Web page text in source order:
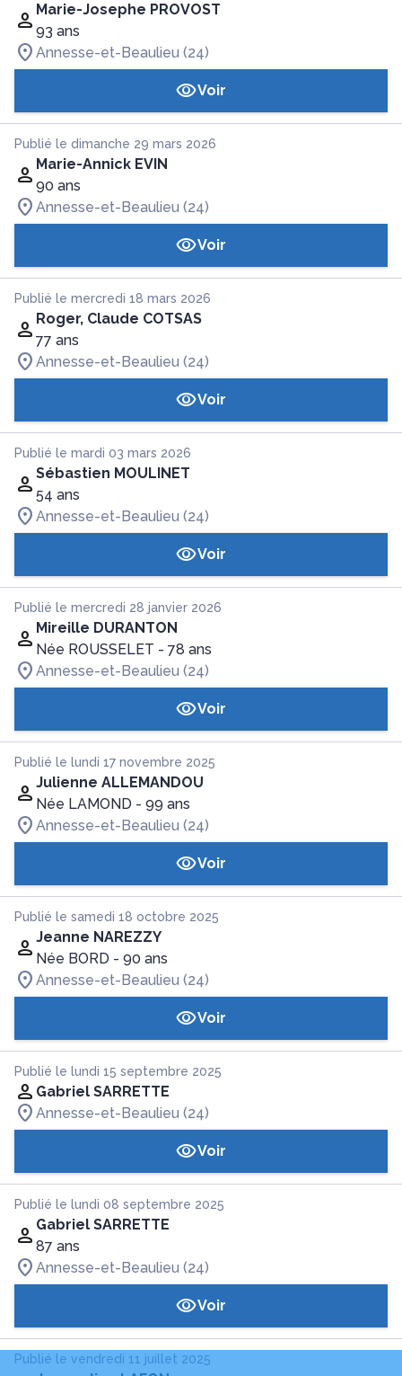
Marie-Josephe PROVOST
93 ans
Annesse-et-Beaulieu (24)
Voir
Publié le dimanche 29 mars 2026
Marie-Annick EVIN
90 ans
Annesse-et-Beaulieu (24)
Voir
Publié le mercredi 18 mars 2026
Roger, Claude COTSAS
77 ans
Annesse-et-Beaulieu (24)
Voir
Publié le mardi 03 mars 2026
Sébastien MOULINET
54 ans
Annesse-et-Beaulieu (24)
Voir
Publié le mercredi 28 janvier 2026
Mireille DURANTON
Née ROUSSELET - 78 ans
Annesse-et-Beaulieu (24)
Voir
Publié le lundi 17 novembre 2025
Julienne ALLEMANDOU
Née LAMOND - 99 ans
Annesse-et-Beaulieu (24)
Voir
Publié le samedi 18 octobre 2025
Jeanne NAREZZY
Née BORD - 90 ans
Annesse-et-Beaulieu (24)
Voir
Publié le lundi 15 septembre 2025
Gabriel SARRETTE
Annesse-et-Beaulieu (24)
Voir
Publié le lundi 08 septembre 2025
Gabriel SARRETTE
87 ans
Annesse-et-Beaulieu (24)
Voir
Publié le vendredi 11 juillet 2025